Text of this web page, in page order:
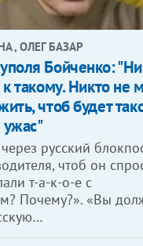
, ОЛЕГ БАЗАР
Бойченко:
такому. Никто не
чтоб будет
русский
чтоб он
т-а-к-о-е с
Почему?». «Вы